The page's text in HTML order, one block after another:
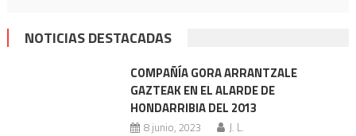
NOTICIAS DESTACADAS
COMPAÑÍA GORA ARRANTZALE
GAZTEAK EN EL ALARDE DE
HONDARRIBIA DEL 2013
8 junio, 2023 J. L.